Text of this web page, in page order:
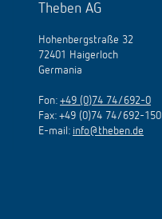
Theben AG
Hohenbergstraße 32
72401 Haigerloch
Germania
Fon: +49 (0)74 74/692-0
Fax: +49 (0)74 74/692-150
E-mail: info@theben.de